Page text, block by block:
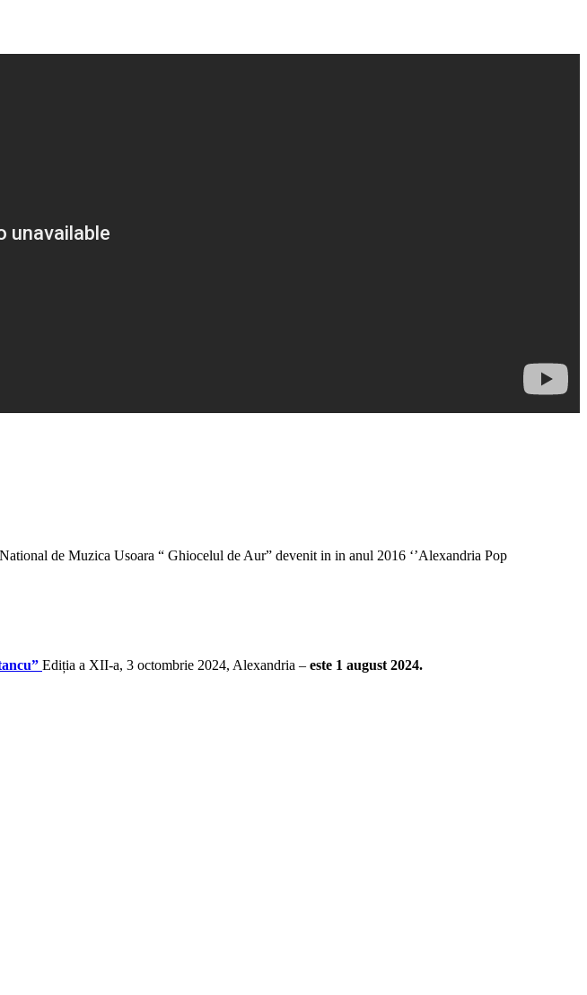
de Muzica Usoara “ Ghiocelul de Aur” devenit in in anul 2016 ‘’Alexandria Pop
Ediția a XII-a, 3 octombrie 2024, Alexandria – este 1 august 2024.